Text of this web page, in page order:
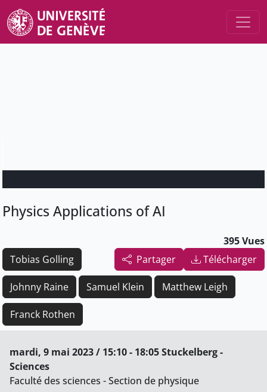
Physics Applications of AI
395 Vues
Partager
Télécharger
Tobias Golling
Johnny Raine Samuel Klein Matthew Leigh
Franck Rothen
mardi, 9 mai 2023 / 15:10 - 18:05 Stuckelberg -
Sciences
Faculté des sciences - Section de physique